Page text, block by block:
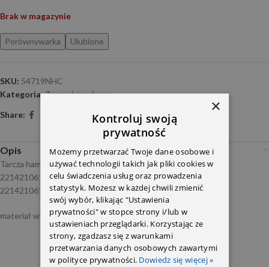
Brak w magazynie
Porównywarka Ulubione
SKU: 54719NHC
Kategoria:Tarcze hamulcowe
Share:
Opis
Tarcza hamulcowa przednia S-klasa W221
2214210612/2214211012/2214211712
2214210612/2214211012/2214211712 Pagid
materiał wysoko nawęglany , powierzchnia pokryta .
×
Kontroluj swoją
prywatność
Możemy przetwarzać Twoje dane osobowe i
używać technologii takich jak pliki cookies w
celu świadczenia usług oraz prowadzenia
statystyk. Możesz w każdej chwili zmienić
swój wybór, klikając "Ustawienia
prywatności" w stopce strony i/lub w
ustawieniach przeglądarki. Korzystając ze
strony, zgadzasz się z warunkami
przetwarzania danych osobowych zawartymi
w polityce prywatności. Dowiedz się więcej »